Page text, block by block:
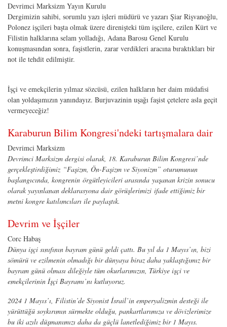
Devrimci Marksizm Yayın Kurulu
Dergimizin sahibi, sorumlu yazı işleri müdürü ve yazarı Şiar Rişvanoğlu,
Polonez işçileri başta olmak üzere direnişteki tüm işçilere, ezilen Kürt ve
Filistin halklarına selam yolladığı, Adana Barosu Genel Kurulu
konuşmasından sonra, faşistlerin, zarar verdikleri aracına bıraktıkları bir
not ile tehdit edilmiştir.
İşçi ve emekçilerin yılmaz sözcüsü, ezilen halkların her daim müdafisi
olan yoldaşımızın yanındayız. Burjuvazinin uşağı faşist çetelere asla geçit
vermeyeceğiz!
Karaburun Bilim Kongresi'ndeki tartışmalara dair
Devrimci Marksizm
Devrimci Marksizm dergisi olarak, 18. Karaburun Bilim Kongresi’nde
gerçekleştirdiğimiz “Faşizm, Ön-Faşizm ve Siyonizm” oturumunun
başlangıcında, kongrenin örgütleyicileri arasında yaşanan krizin sonucu
olarak yayınlanan deklarasyona dair görüşlerimizi ifade ettiğimiz bir
metni kongre katılımcıları ile paylaştık.
Devrim ve İşçiler
Corc Habaş
Dünya işçi sınıfının bayram günü geldi çattı. Bu yıl da 1 Mayıs’ın, bizi
sömürü ve ezilmenin olmadığı bir dünyaya biraz daha yaklaştığımız bir
bayram günü olması dileğiyle tüm okurlarımızın, Türkiye işçi ve
emekçilerinin İşçi Bayramı’nı kutluyoruz.
2024 1 Mayıs’ı, Filistin’de Siyonist İsrail’in emperyalizmin desteği ile
yürüttüğü soykırımın sürmekte olduğu, pankartlarımıza ve dövizlerimize
bu iki azılı düşmanımızı daha da güçlü lanetlediğimiz bir 1 Mayıs.